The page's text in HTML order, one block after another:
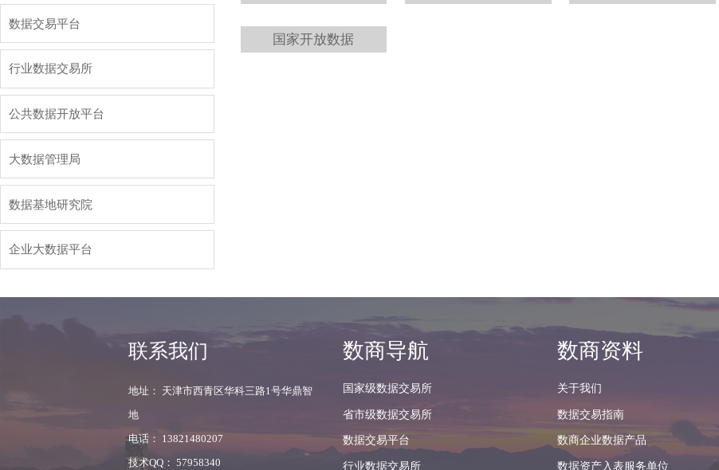
数据交易平台
行业数据交易所
公共数据开放平台
大数据管理局
数据基地研究院
企业大数据平台
国家开放数据
联系我们
地址： 天津市西青区华科三路1号华鼎智
地
电话： 13821480207
技术QQ： 57958340
数商导航
国家级数据交易所
省市级数据交易所
数据交易平台
行业数据交易所
数商资料
关于我们
数据交易指南
数商企业数据产品
数据资产入表服务单位